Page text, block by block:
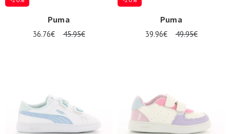
Puma
36.76€ 45.95€
Puma
39.96€ 49.95€